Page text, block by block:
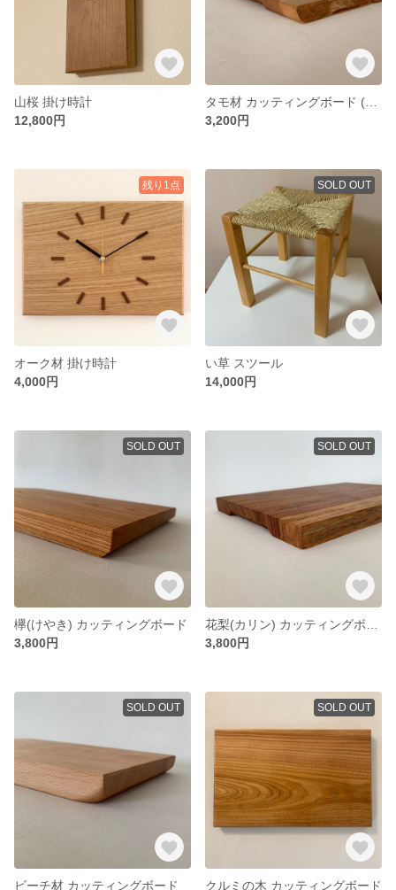
山桜 掛け時計
12,800円
3,200円
残り1点
オーク材 掛け時計
4,000円
SOLD OUT
い草 スツール
14,000円
SOLD OUT
欅(けやき) カッティングボード
3,800円
SOLD OUT
3,800円
SOLD OUT
ビーチ材 カッティングボード
SOLD OUT
クルミの木 カッティングボード